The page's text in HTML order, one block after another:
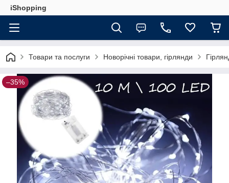
iShopping
Товари та послуги Новорічні товари, гірлянди
–35%